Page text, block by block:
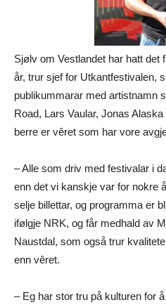
Sjølv om Vestlandet har hatt det
år, trur sjef for Utkantfestivalen,
publikummarar med artistnamn
Road, Lars Vaular, Jonas
berre er vêret som har vore
– Alle som driv med festivalar i
enn det vi kanskje var for nokre
selje billettar, og programma er
ifølgje NRK, og får medhald av
Naustdal, som også trur
enn vêret.
– Eg har stor tru på kulturen for